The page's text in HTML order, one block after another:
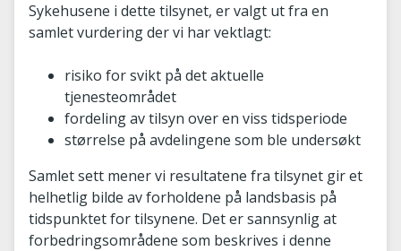
Sykehusene i dette tilsynet, er valgt ut fra en
samlet vurdering der vi har vektlagt:
risiko for svikt på det aktuelle
tjenesteområdet
fordeling av tilsyn over en viss tidsperiode
størrelse på avdelingene som ble undersøkt
Samlet sett mener vi resultatene fra tilsynet gir et
helhetlig bilde av forholdene på landsbasis på
tidspunktet for tilsynene. Det er sannsynlig at
forbedringsområdene som beskrives i denne